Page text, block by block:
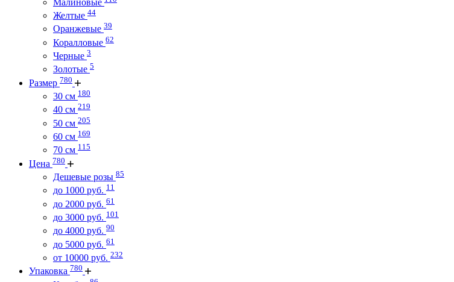
Желтые 44
Оранжевые 39
Коралловые 62
Черные 3
Золотые 5
Размер 780
30 см 180
40 см 219
50 см 205
60 см 169
70 см 115
Цена 780
Дешевые розы 85
до 1000 руб. 11
до 2000 руб. 61
до 3000 руб. 101
до 4000 руб. 90
до 5000 руб. 61
от 10000 руб. 232
Упаковка 780